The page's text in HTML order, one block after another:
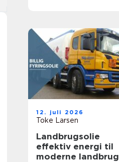
12. juli 2026
Toke Larsen
Landbrugsolie
effektiv energi til
moderne landbrug